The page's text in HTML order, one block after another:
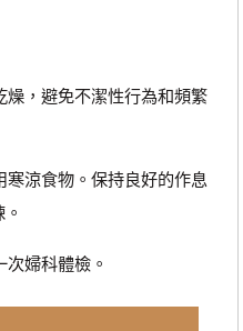
，避免不潔性行為和頻繁
涼食物。保持良好的作息
婦科體檢。